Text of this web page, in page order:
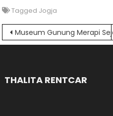
Tagged Jogja
Navigasi
Museum Gunung Merapi
THALITA RENTCAR